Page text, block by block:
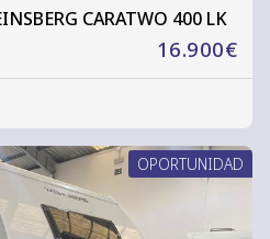
CARATWO 400 LK
16.900€
OPORTUNIDAD